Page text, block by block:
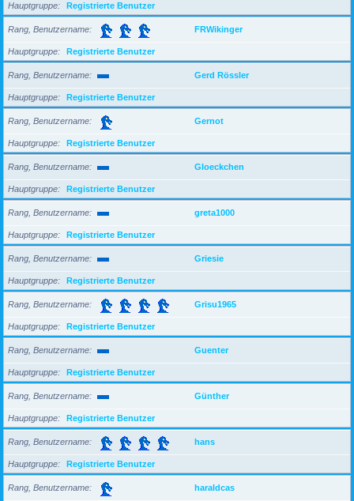
Hauptgruppe Registrierte Benutzer
Rang, Benutzername FRWikinger
Hauptgruppe Registrierte Benutzer
Rang, Benutzername Gerd Rössler
Hauptgruppe Registrierte Benutzer
Rang, Benutzername Gernot
Hauptgruppe Registrierte Benutzer
Rang, Benutzername Gloeckchen
Hauptgruppe Registrierte Benutzer
Rang, Benutzername greta1000
Hauptgruppe Registrierte Benutzer
Rang, Benutzername Griesie
Hauptgruppe Registrierte Benutzer
Rang, Benutzername Grisu1965
Hauptgruppe Registrierte Benutzer
Rang, Benutzername Guenter
Hauptgruppe Registrierte Benutzer
Rang, Benutzername Günther
Hauptgruppe Registrierte Benutzer
Rang, Benutzername hans
Hauptgruppe Registrierte Benutzer
Rang, Benutzername haraldcas